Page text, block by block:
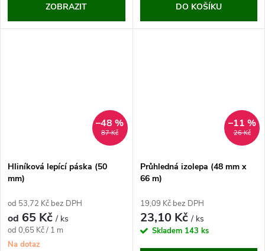
ZOBRAZIT DO KOŠÍKU
87 Kč
–48 %
Hliníková lepící páska (50
mm)
od 53,72 Kč bez DPH
od 65 Kč/ ks
Měrná
cena:
od 0,65 Kč / 1 m
Na dotaz
26 Kč
–11 %
Průhledná izolepa (48 mm x
66 m)
19,09 Kč bez DPH
23,10 Kč/ ks
Skladem 143 ks